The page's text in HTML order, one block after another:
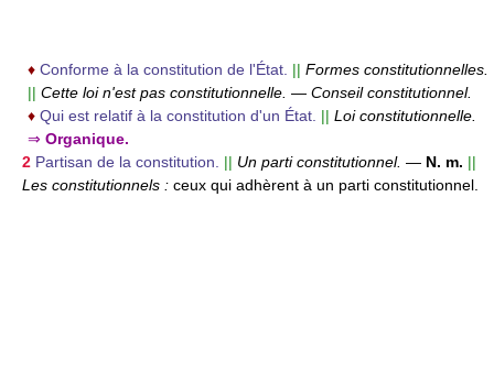
♦ Conforme à la constitution de l'État. || Formes constitutionnelles.
|| Cette loi n'est pas constitutionnelle. — Conseil constitutionnel.
♦ Qui est relatif à la constitution d'un État. || Loi constitutionnelle.
⇒ Organique.
2 Partisan de la constitution. || Un parti constitutionnel. — N. m. ||
Les constitutionnels : ceux qui adhèrent à un parti constitutionnel.